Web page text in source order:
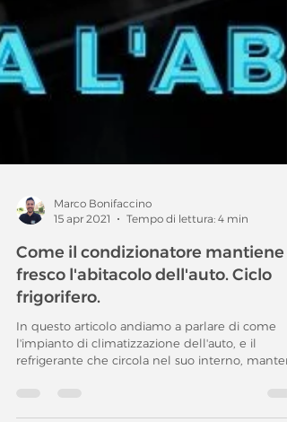
Marco Bonifaccino
15 apr 2021
Tempo di lettura: 4 min
Come il condizionatore mantiene
fresco l'abitacolo dell'auto. Ciclo
frigorifero.